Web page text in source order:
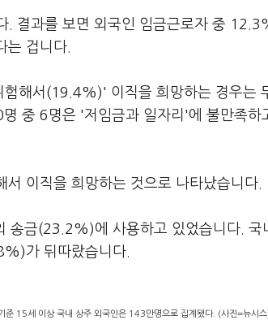
. 결과를 보면 외국인 임금근로자 중
는 겁니다.
해서(19.4%)' 이직을 희망하는 경우는
중 6명은 '저임금과 일자리'에 불만족하
이직을 희망하는 것으로 나타났습니다.
송금(23.2%)에 사용하고 있었습니다. 국
가 뒤따랐습니다.
15세 이상 국내 상주 외국인은 143만명으로 집계됐다. (사진=뉴시